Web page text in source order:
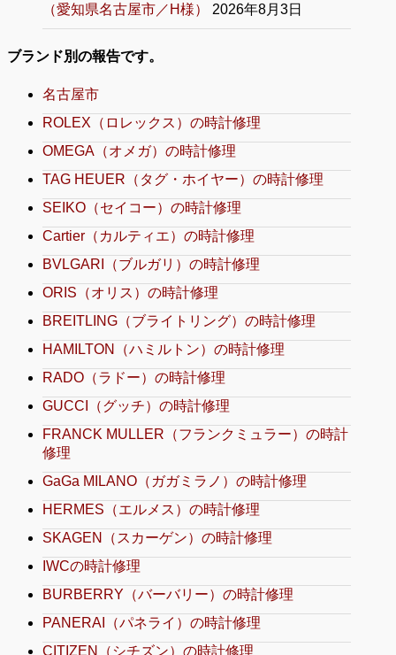
（愛知県名古屋市／H様）
2026年8月3日
ブランド別の報告です。
名古屋市
ROLEX（ロレックス）の時計修理
OMEGA（オメガ）の時計修理
TAG HEUER（タグ・ホイヤー）の時計修理
SEIKO（セイコー）の時計修理
Cartier（カルティエ）の時計修理
BVLGARI（ブルガリ）の時計修理
ORIS（オリス）の時計修理
BREITLING（ブライトリング）の時計修理
HAMILTON（ハミルトン）の時計修理
RADO（ラドー）の時計修理
GUCCI（グッチ）の時計修理
FRANCK MULLER（フランクミュラー）の時計
修理
GaGa MILANO（ガガミラノ）の時計修理
HERMES（エルメス）の時計修理
SKAGEN（スカーゲン）の時計修理
IWCの時計修理
BURBERRY（バーバリー）の時計修理
PANERAI（パネライ）の時計修理
CITIZEN（シチズン）の時計修理